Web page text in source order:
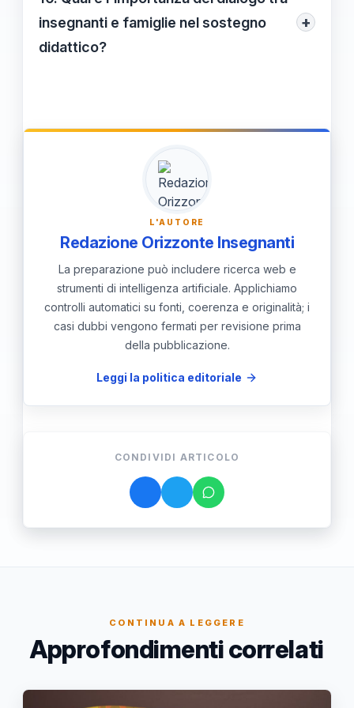
apprendimento unico; fornire un sostegno
su misura massimizza le possibilità di
insegnanti e famiglie nel sostegno
didattico?
+
monitorare i progressi degli studenti,
scambiare informazioni utili e assicurarne il
benessere, contribuendo così a un
approccio educativo più efficace.
L'AUTORE
Redazione Orizzonte Insegnanti
La preparazione può includere ricerca web e
strumenti di intelligenza artificiale. Applichiamo
controlli automatici su fonti, coerenza e originalità; i
casi dubbi vengono fermati per revisione prima
della pubblicazione.
Leggi la politica editoriale
CONDIVIDI ARTICOLO
CONTINUA A LEGGERE
Approfondimenti correlati